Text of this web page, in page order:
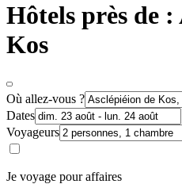
Hôtels près de :
Kos
Où allez-vous ?
Dates
Voyageurs
Je voyage pour affaires